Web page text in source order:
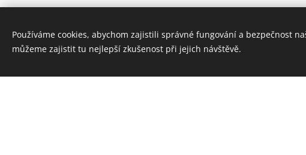
REFERENCE
Používáme cookies, abychom zajistili správné fungování a bezpečnost
můžeme zajistit tu nejlepší zkušenost při jejich návštěvě.